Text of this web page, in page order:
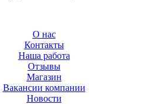
О нас
Контакты
Наша работа
Отзывы
Магазин
Вакансии компании
Новости